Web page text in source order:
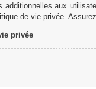
aux
de vie privée.
privée